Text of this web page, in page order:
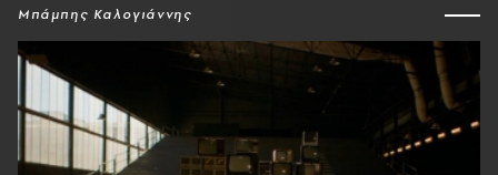
Μπάμπης Καλογιάννης